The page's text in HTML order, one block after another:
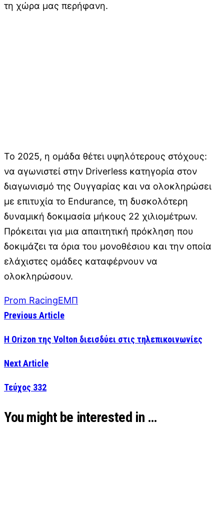
τη χώρα μας περήφανη.
Το 2025, η ομάδα θέτει υψηλότερους στόχους:
να αγωνιστεί στην Driverless κατηγορία στον
διαγωνισμό της Ουγγαρίας και να ολοκληρώσει
με επιτυχία το Endurance, τη δυσκολότερη
δυναμική δοκιμασία μήκους 22 χιλιομέτρων.
Πρόκειται για μια απαιτητική πρόκληση που
δοκιμάζει τα όρια του μονοθέσιου και την οποία
ελάχιστες ομάδες καταφέρνουν να
ολοκληρώσουν.
Prom RacingΕΜΠ
Previous Article
Η Orizon της Volton διεισδύει στις τηλεπικοινωνίες
Next Article
Τεύχος 332
You might be interested in …